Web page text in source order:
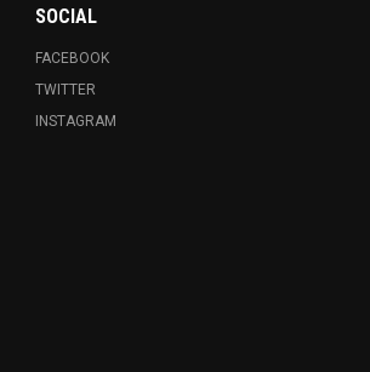
SOCIAL
FACEBOOK
TWITTER
INSTAGRAM